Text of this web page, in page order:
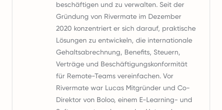
beschäftigen und zu verwalten. Seit der
Gründung von Rivermate im Dezember
2020 konzentriert er sich darauf, praktische
Lösungen zu entwickeln, die internationale
Gehaltsabrechnung, Benefits, Steuern,
Verträge und Beschäftigungskonformität
für Remote-Teams vereinfachen. Vor
Rivermate war Lucas Mitgründer und Co-
Direktor von Boloo, einem E-Learning- und